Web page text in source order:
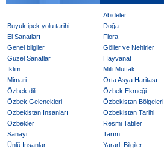
Abideler
Buyuk ipek yolu tarihi
Doğa
El Sanatları
Flora
Genel bilgiler
Göller ve Nehirler
Güzel Sanatlar
Hayvanat
Iklim
Milli Mutfak
Mimari
Orta Asya Haritası
Özbek dili
Özbek Ekmeği
Özbek Gelenekleri
Özbekistan Bölgeleri
Özbekistan Insanları
Özbekistan Tarihi
Özbekler
Resmi Tatiller
Sanayi
Tarım
Ünlü Insanlar
Yararlı Bilgiler